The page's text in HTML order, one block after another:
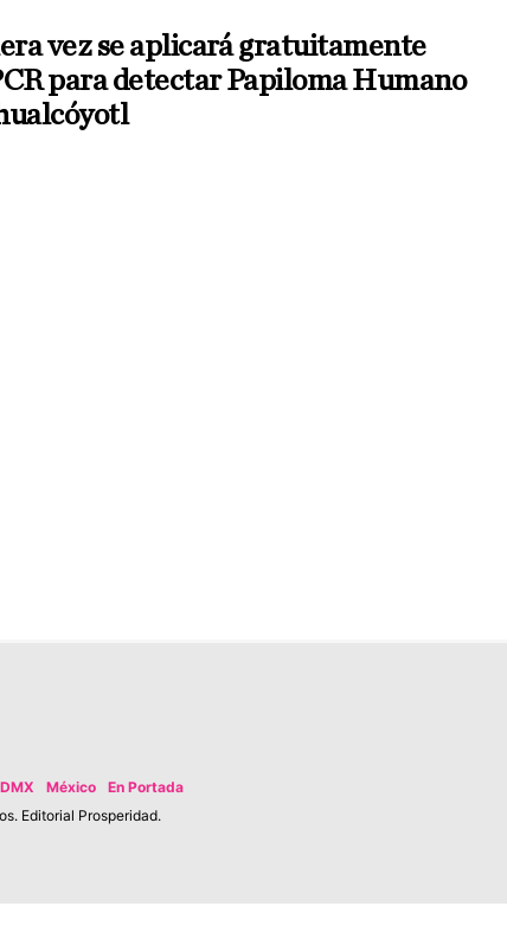
vez se aplicará gratuitamente
para detectar Papiloma Humano
México
En Portada
Editorial Prosperidad.